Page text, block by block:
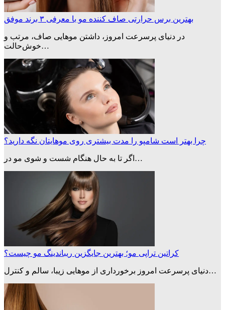
بهترین برس حرارتی صاف کننده مو با معرفی ۳ برند موفق
در دنیای پرسرعت امروز، داشتن موهایی صاف، مرتب و
خوش‌حالت…
چرا بهتر است شامپو را مدت بیشتری روی موهایتان نگه دارید؟
اگر تا به حال هنگام شست و شوی مو در…
کراتین تراپی مو؛ بهترین جایگزین ریباندینگ مو چیست؟
دنیای پرسرعت امروز برخورداری از موهایی زیبا، سالم و کنترل…